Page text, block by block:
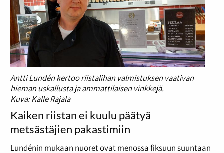
Antti Lundén kertoo riistalihan valmistuksen vaativan
hieman uskallusta ja ammattilaisen vinkkejä.
Kuva: Kalle Rajala
Kaiken riistan ei kuulu päätyä
metsästäjien pakastimiin
Lundénin mukaan nuoret ovat menossa fiksuun suuntaan